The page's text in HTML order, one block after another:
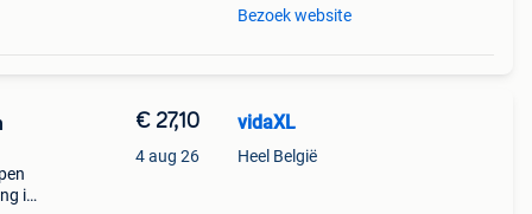
Bezoek website
is
€ 27,10
4 aug 26
vidaXL
Heel België